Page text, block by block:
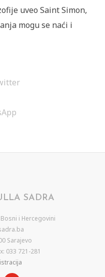
uveo Saint Simon,
mogu se naći i
SADRA
i Hercegovini
Sarajevo
033 721-281